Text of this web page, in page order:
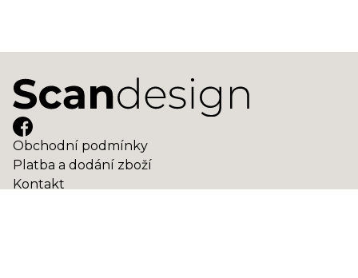
Obchodní podmínky
Platba a dodání zboží
Kontakt